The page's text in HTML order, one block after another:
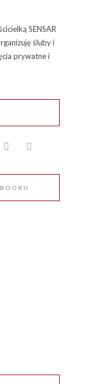
SENSAR
śluby i
prywatne i